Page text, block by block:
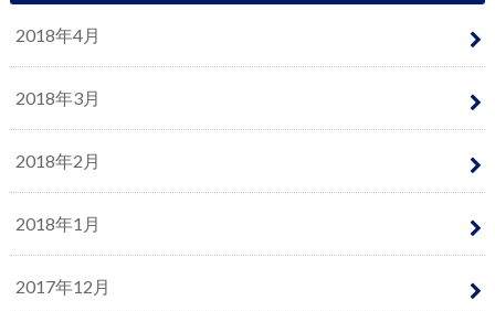
2018年4月
2018年3月
2018年2月
2018年1月
2017年12月